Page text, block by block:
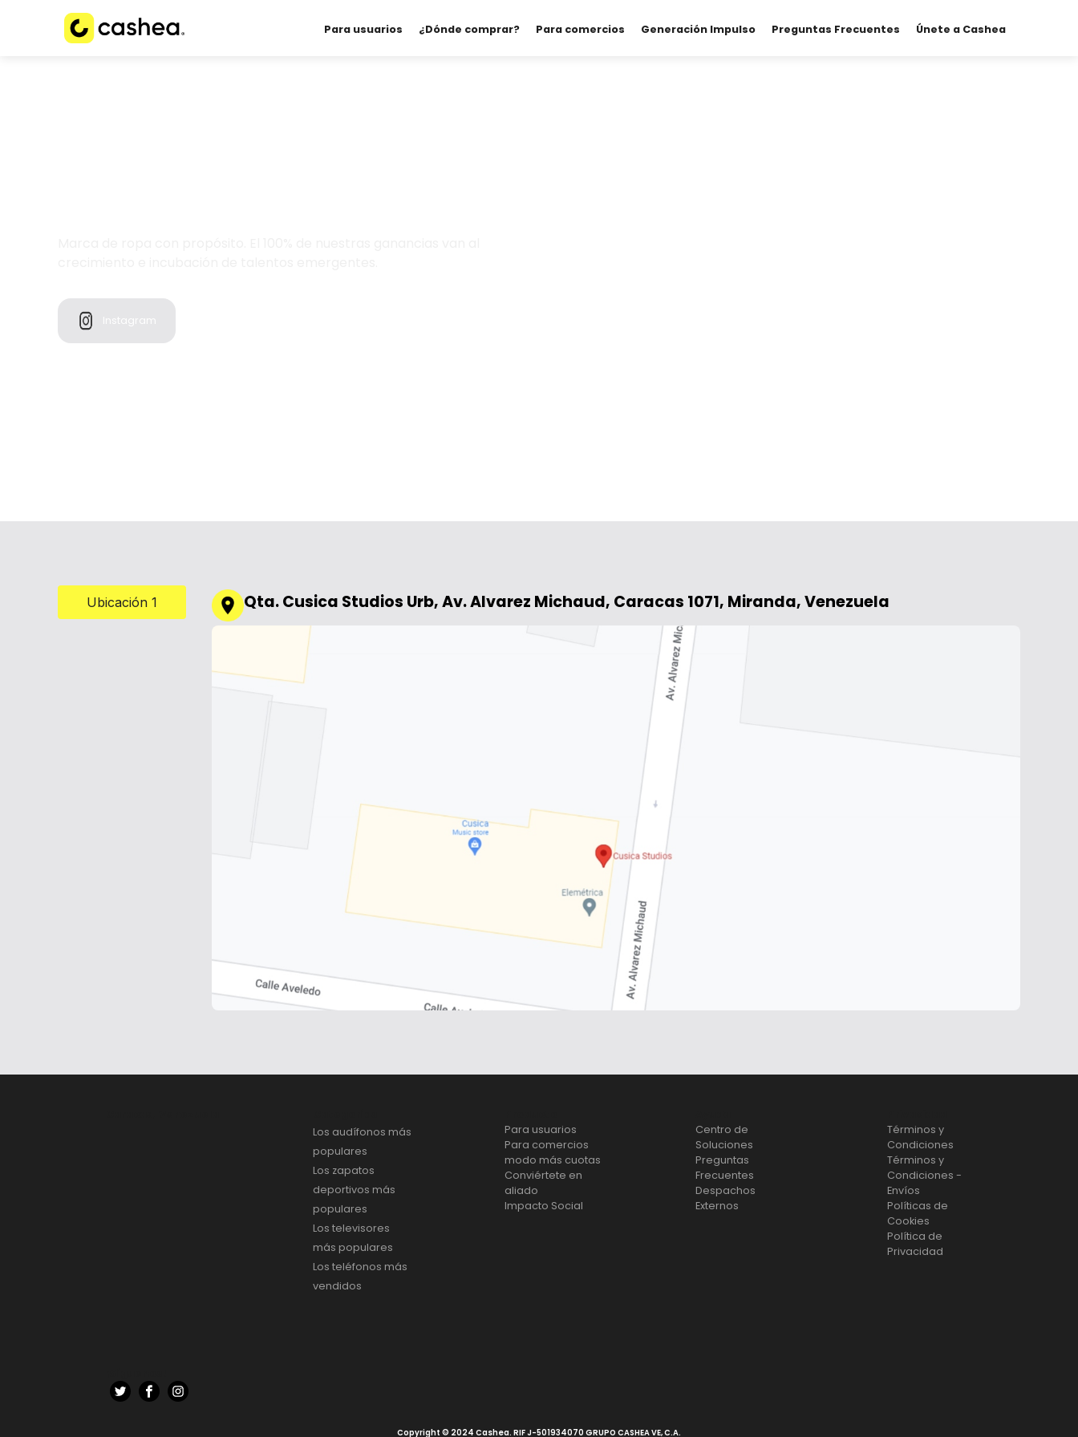
Para usuarios ¿Dónde comprar? Para comercios Generación Impulso Preguntas Frecuentes Únete a Cashea
Instagram
Ubicación 1 Qta. Cusica Studios Urb, Av. Alvarez Michaud, Caracas 1071, Miranda, Venezuela
Los audífonos más
populares
Los zapatos
deportivos más
populares
Los televisores
más populares
Los teléfonos más
vendidos
Para usuarios
Para comercios
modo más cuotas
Conviértete en
aliado
Impacto Social
Centro de
Soluciones
Preguntas
Frecuentes
Despachos
Externos
Términos y
Condiciones
Términos y
Condiciones -
Envíos
Políticas de
Cookies
Política de
Privacidad
Copyright © 2024 Cashea. RIF J-501934070 GRUPO CASHEA VE, C.A.